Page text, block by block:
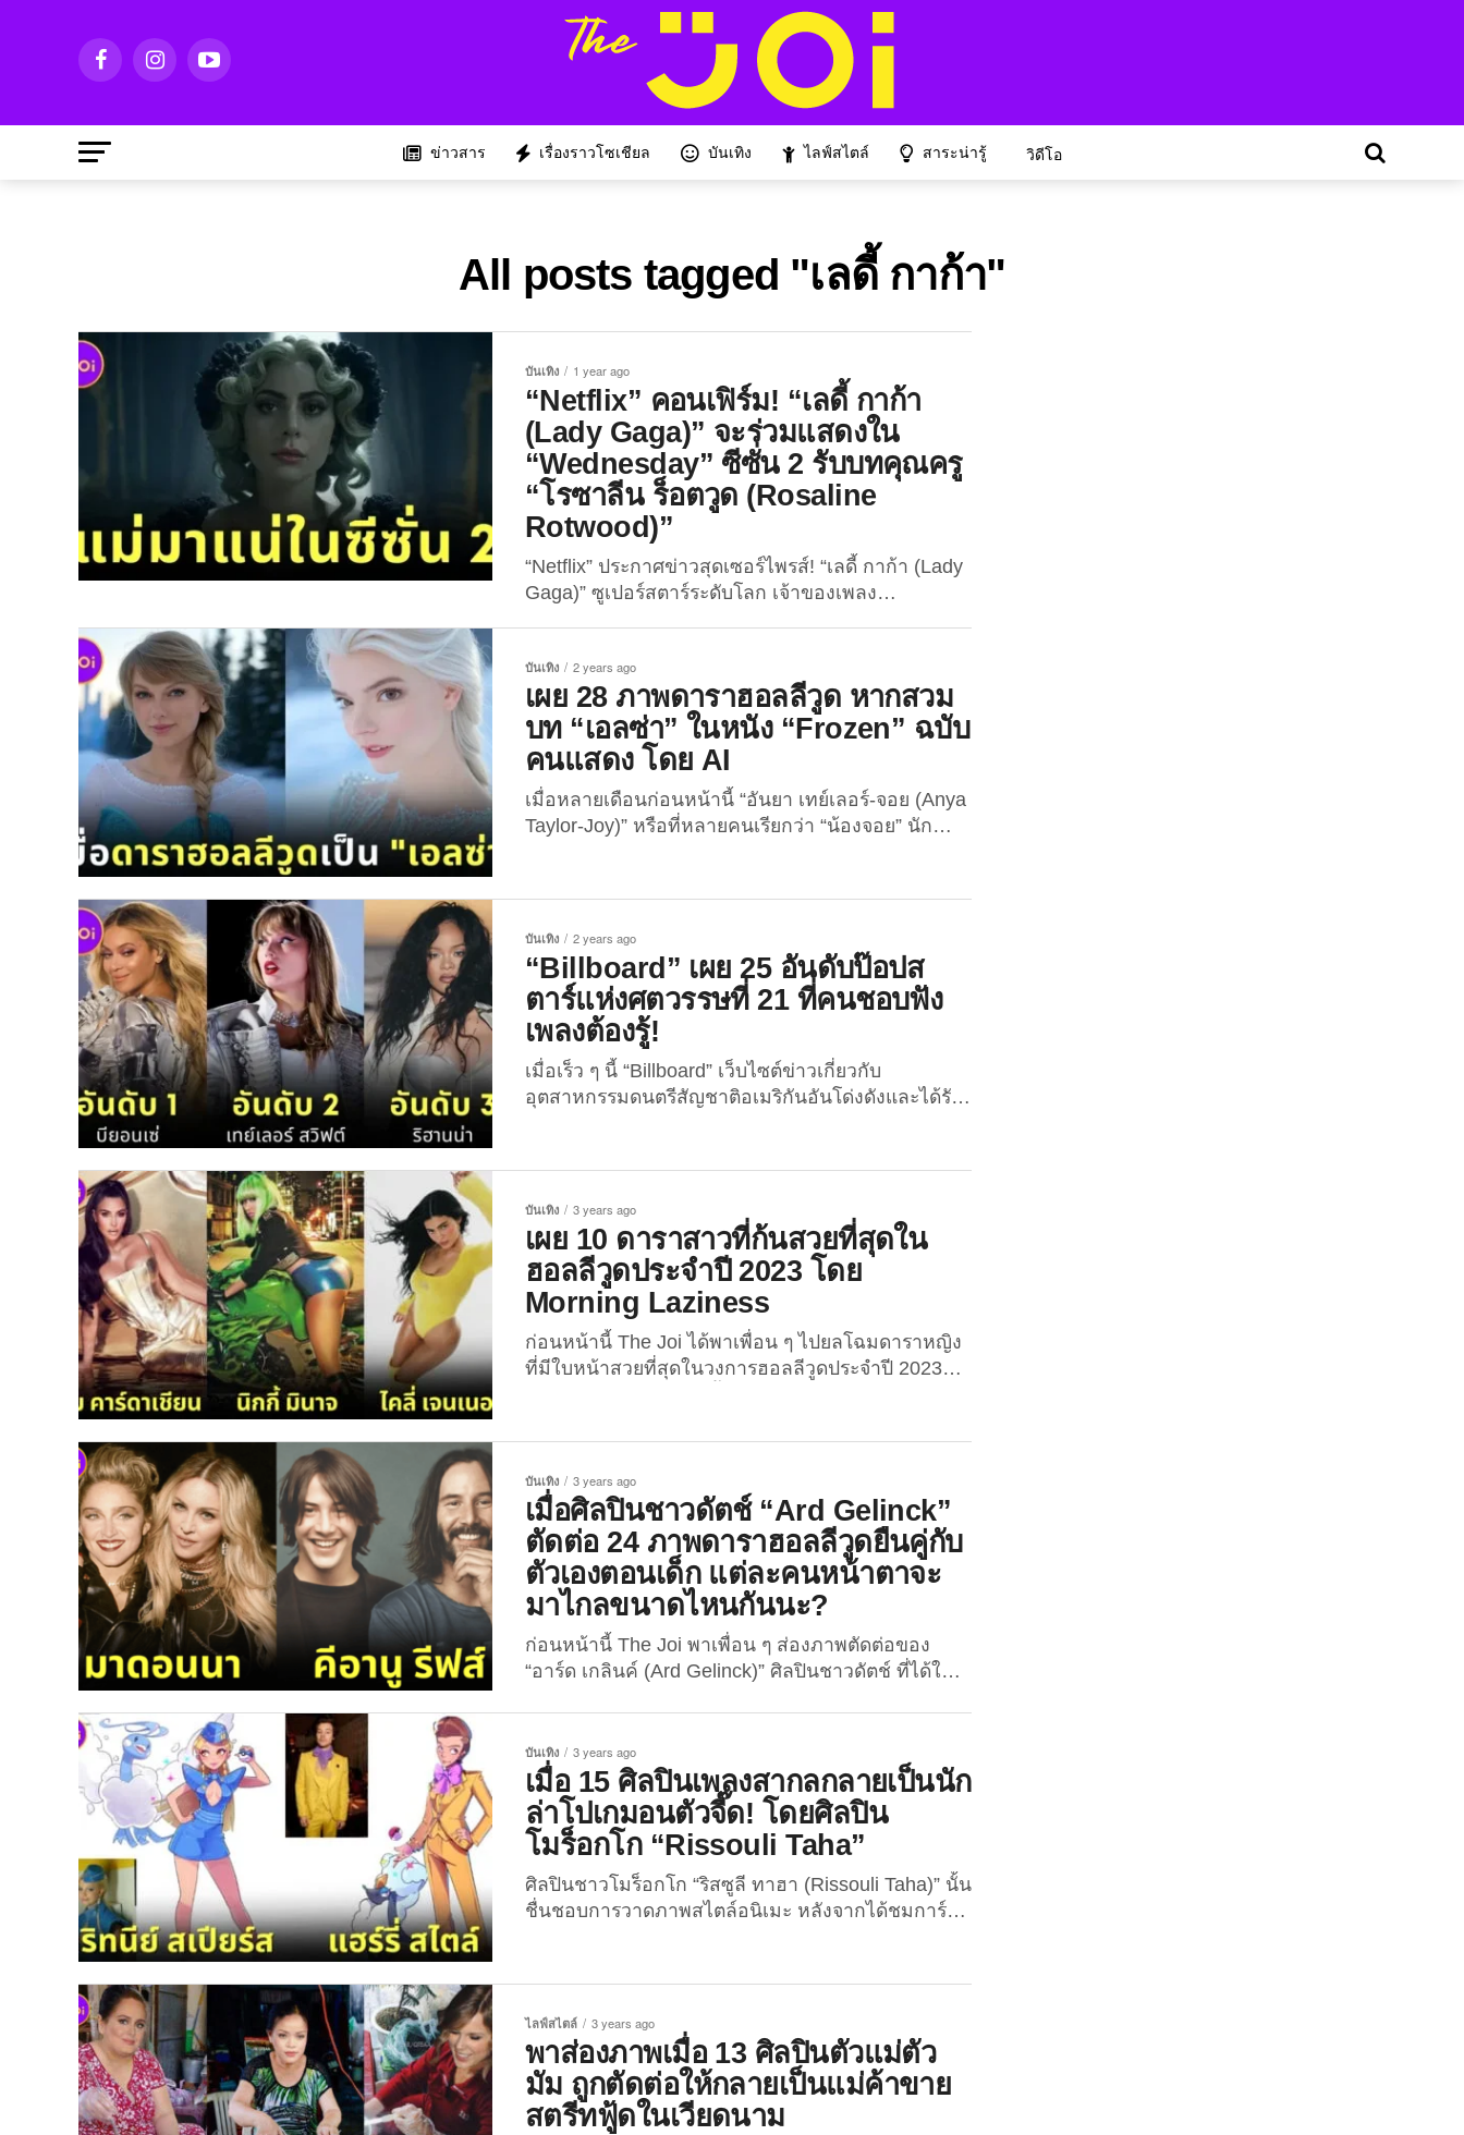
ข่าวสาร เรื่องราวโซเชียล บันเทิง ไลฟ์สไตล์ สาระน่ารู้ วิดีโอ
All posts tagged "เลดี้ กาก้า"
บันเทิง 1 year ago
“Netflix” คอนเฟิร์ม! “เลดี้ กาก้า
(Lady Gaga)” จะร่วมแสดงใน
“Wednesday” ซีซั่น 2 รับบทคุณครู
“โรซาลีน ร็อตวูด (Rosaline
Rotwood)”
“Netflix” ประกาศข่าวสุดเซอร์ไพรส์! “เลดี้ กาก้า (Lady
Gaga)” ซูเปอร์สตาร์ระดับโลก เจ้าของเพลง
“Wednesday” และเหล่ามอนสเตอร์ (แฟนคลับของ
“เลดี้ กาก้า”) เตรียมกรี๊ดฟินจิกหมอนรอชม “เลดี้...
บันเทิง 2 years ago
เผย 28 ภาพดาราฮอลลีวูด หากสวม
บท “เอลซ่า” ในหนัง “Frozen” ฉบับ
คนแสดง โดย AI
เมื่อหลายเดือนก่อนหน้านี้ “อันยา เทย์เลอร์-จอย (Anya
Taylor-Joy)” หรือที่หลายคนเรียกว่า “น้องจอย” นัก
Hong Kong” ฉบับเดือนกันยายน 2024 เกี่ยวกับบทบาท
ที่เธออยากแสดงในอนาคต ซึ่งหนึ่งในบทบาทนั้นก็คือ
“เอลซ่า (Elsa)” จากการ์ตูนเรื่อง “Frozen” ใน
ภาพยนตร์ Live Action ที่หลายคนอยากให้ “Disney”
นำมาสร้างเป็นหนังฉบับคนแสดง ...
บันเทิง 2 years ago
“Billboard” เผย 25 อันดับป๊อปส
ตาร์แห่งศตวรรษที่ 21 ที่คนชอบฟัง
เพลงต้องรู้!
เมื่อเร็ว ๆ นี้ “Billboard” เว็บไซต์ข่าวเกี่ยวกับ
อุตสาหกรรมดนตรีสัญชาติอเมริกันอันโด่งดังและได้รับ
มีผลงานเพลงฮิตติดชาร์ตมากมาย และได้รับรางวัล
ด้านดนตรีอีกหลายรางวัลจากเวทีประกาศผลรางวัลต่าง
ๆ รวมถึงมีกระแสข่าวบนหน้าสื่อออนไลน์และออฟไลน์
บ่อยครั้ง จนเป็นที่ยอมรับนับถือของแฟนเพลงผู้หลงใหล
ในเสียงดนตรีจากทุกมุมโลก โดยอันดับ 1 เป็นของ
“บียอนเซ่ (Beyoncé)” นักร้องสาวผิวสี อดีตสมาชิกวง
เกิร์ลกรุ๊ปชื่อดัง “Destiny’s Child”...
บันเทิง 3 years ago
เผย 10 ดาราสาวที่ก้นสวยที่สุดใน
ฮอลลีวูดประจำปี 2023 โดย
Morning Laziness
ก่อนหน้านี้ The Joi ได้พาเพื่อน ๆ ไปยลโฉมดาราหญิง
ที่มีใบหน้าสวยที่สุดในวงการฮอลลีวูดประจำปี 2023
โดยการจัดอันดับของเว็บไซต์ข่าวบันเทิง “Morning
Laziness” กันบ้าง จะมีคนดังที่เพื่อน ๆ ชื่นชอบติดการ
จัดอันดับนี้รึเปล่า? ตามไปดูกันเลย! 1. คิม คาร์ดาเชีย
น (Kim Kardashian)...
บันเทิง 3 years ago
เมื่อศิลปินชาวดัตช์ “Ard Gelinck”
ตัดต่อ 24 ภาพดาราฮอลลีวูดยืนคู่กับ
ตัวเองตอนเด็ก แต่ละคนหน้าตาจะ
มาไกลขนาดไหนกันนะ?
ก่อนหน้านี้ The Joi พาเพื่อน ๆ ส่องภาพตัดต่อของ
“อาร์ด เกลินค์ (Ard Gelinck)” ศิลปินชาวดัตช์ ที่ได้ใช้
ยืนคู่กับตัวละครที่แจ้งเกิดพวกเขาให้โด่งดังไปทั่วโลก
กันมาแล้ว ล่าสุดเขาได้สร้างสรรค์ภาพชุดใหม่เป็นภาพ
ตัดต่อดาราฮอลลีวูดยืนคู่กับตัวเองในวัยเด็กที่เจ๋งไม่แพ้
กัน แต่ละคนตอนวัยละอ่อนจะหน้าตาเป็นอย่างไร? ไปดู
กันเลย! 1. ลีโอนาร์โด ดิแคพรีโอ (Leonardo
DiCaprio) 2. เลดี้...
บันเทิง 3 years ago
เมื่อ 15 ศิลปินเพลงสากลกลายเป็นนัก
ล่าโปเกมอนตัวจี๊ด! โดยศิลปิน
โมร็อกโก “Rissouli Taha”
ศิลปินชาวโมร็อกโก “ริสซูลี ทาฮา (Rissouli Taha)” นั้น
ชื่นชอบการวาดภาพสไตล์อนิเมะ หลังจากได้ชมการ์ตูน
มีผู้ติดตามบน Instagram “rissox.taha” แล้วมากกว่า
1.71 แสนคน! และหนึ่งในผลงานภาพวาดที่โด่งดังที่สุด
ของเธอก็คือ “การเนรมิตภาพศิลปินเพลงสากลชื่อดัง
ระดับโลกให้กลายเป็นนักล่าโปเกมอน (Pokemon) ตัว
จี๊ด” ที่ใครได้เห็นเป็นต้องบอกตรงกันว่า ปังทุกคน! จะมี
ใครบ้างไปดูกันเลย! 1. บียอนเซ่ โนวส์...
ไลฟ์สไตล์ 3 years ago
พาส่องภาพเมื่อ 13 ศิลปินตัวแม่ตัว
มัม ถูกตัดต่อให้กลายเป็นแม่ค้าขาย
สตรีทฟู้ดในเวียดนาม